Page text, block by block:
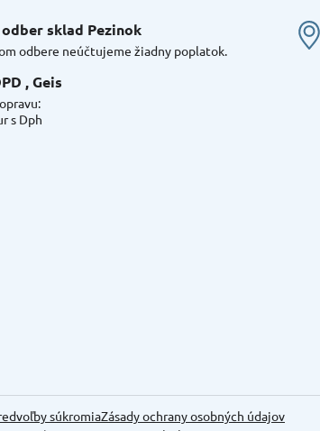
sklad Pezinok
odbere neúčtujeme žiadny poplatok.
, Geis
s Dph
súkromiaZásady ochrany osobných údajov